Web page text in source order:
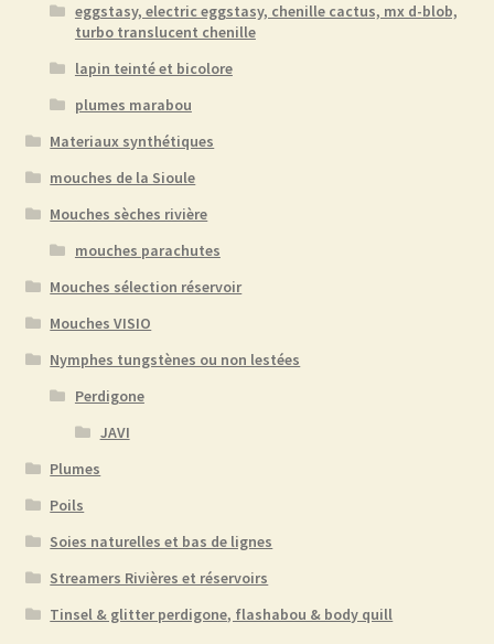
eggstasy, electric eggstasy, chenille cactus, mx d-blob,
turbo translucent chenille
lapin teinté et bicolore
plumes marabou
Materiaux synthétiques
mouches de la Sioule
Mouches sèches rivière
mouches parachutes
Mouches sélection réservoir
Mouches VISIO
Nymphes tungstènes ou non lestées
Perdigone
JAVI
Plumes
Poils
Soies naturelles et bas de lignes
Streamers Rivières et réservoirs
Tinsel & glitter perdigone, flashabou & body quill